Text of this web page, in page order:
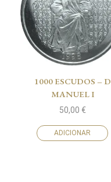
1000 ESCUDOS – D
MANUEL I
50,00 €
ADICIONAR